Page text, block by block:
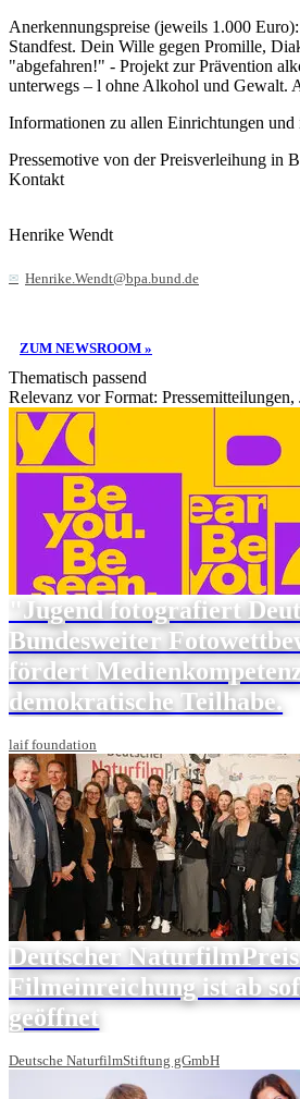
Anerkennungspreise (jeweils 1.000 Euro):
Standfest. Dein Wille gegen Promille,
"abgefahren!" - Projekt zur Prävention
unterwegs – l ohne Alkohol und Gewalt.
Informationen zu allen Einrichtungen
Pressemotive von der Preisverleihung in
Kontakt
Henrike Wendt
Henrike.Wendt@bpa.bund.de
ZUM NEWSROOM »
Thematisch passend
Relevanz vor Format:
"Jugend fotografiert
Bundesweiter
fördert
demokratische Teilhabe.
laif foundation
Deutscher
Filmeinreichung ist ab
geöffnet
Deutsche NaturfilmStiftung gGmbH